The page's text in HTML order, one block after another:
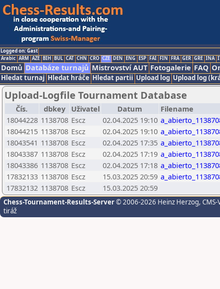
Logged on: Gast
Arabic ARM AZE BIH BUL CAT CHN CRO CZE DEN ENG ESP FAI FIN FRA GER GRE INA
Domů Databáze turnajů Mistrovství AUT Fotogalerie FAQ
Hledat turnaj Hledat hráče Hledat partii Upload log Upload log
Upload-Logfile Tournament Database
Čís. dbkey Uživatel Datum
Filename
18044228 1138708 Escz 02.04.2025 19:10
18044215 1138708 Escz 02.04.2025 19:10
18043541 1138708 Escz 02.04.2025 17:35
18043387 1138708 Escz 02.04.2025 17:19
18043386 1138708 Escz 02.04.2025 17:18
17832133 1138708 Escz 15.03.2025 20:59
17832132 1138708 Escz 15.03.2025 20:59
Chess-Tournament-Results-Server© 2006-2026 Heinz Herzog,
tiráž